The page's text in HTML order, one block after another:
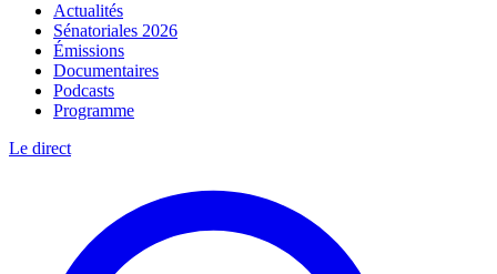
Actualités
Sénatoriales 2026
Émissions
Documentaires
Podcasts
Programme
Le direct